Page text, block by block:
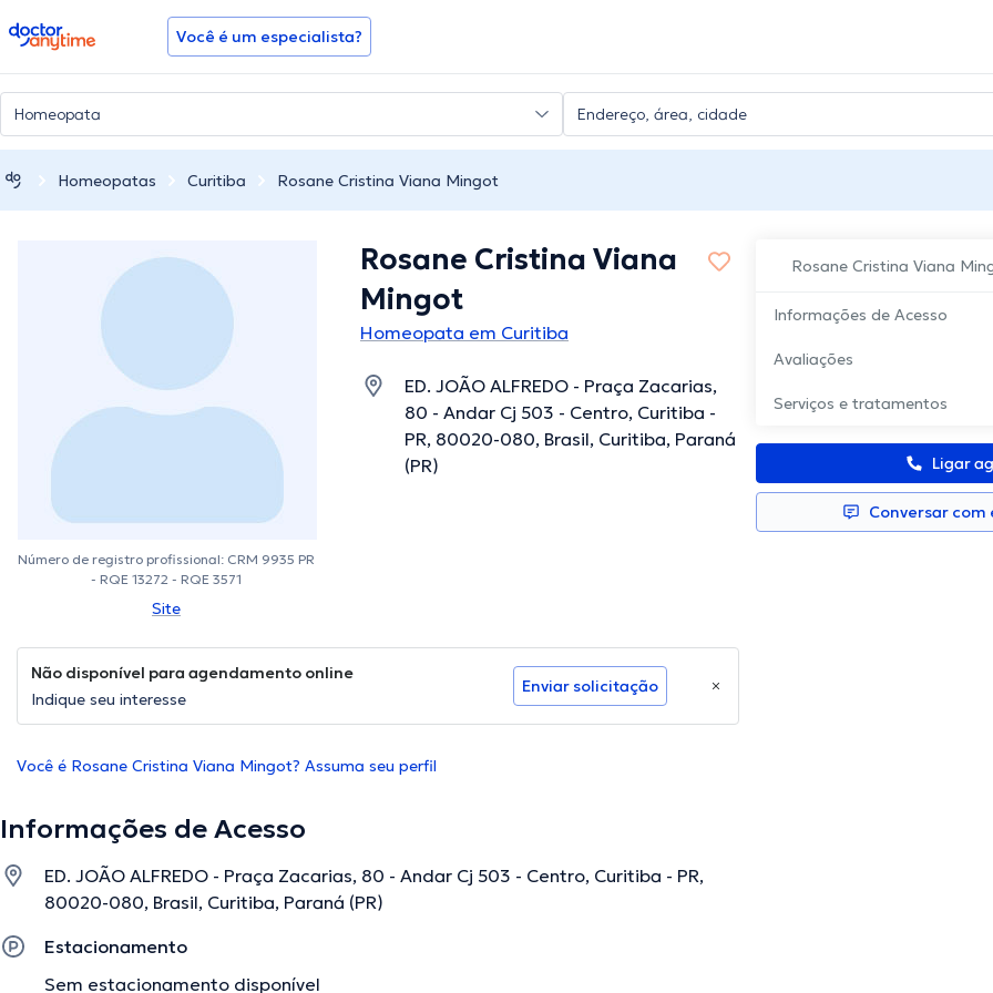
doctoranytime Você é um especialista?
Homeopatas Curitiba Rosane Cristina Viana Mingot
Rosane Cristina Viana
Informações de Acesso
Avaliações
Serviços e tratamentos
Ligar
Conversar com
Número de registro profissional: CRM 9935 PR
- RQE 13272 - RQE 3571
Site
Rosane Cristina Viana
Mingot
Homeopata em Curitiba
ED. JOÃO ALFREDO - Praça Zacarias,
80 - Andar Cj 503 - Centro, Curitiba -
PR, 80020-080, Brasil, Curitiba, Paraná
(PR)
Não disponível para agendamento online
Indique seu interesse
Enviar solicitação
Você é Rosane Cristina Viana Mingot? Assuma seu perfil
Informações de Acesso
ED. JOÃO ALFREDO - Praça Zacarias, 80 - Andar Cj 503 - Centro, Curitiba - PR,
80020-080, Brasil, Curitiba, Paraná (PR)
Estacionamento
Sem estacionamento disponível